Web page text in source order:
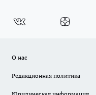
О нас
Редакционная политика